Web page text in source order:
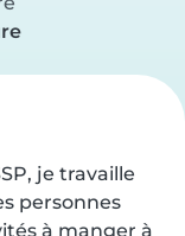
je travaille
personnes
à manger à